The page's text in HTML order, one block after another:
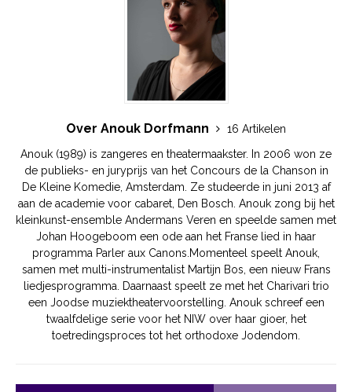
Over Anouk Dorfmann
16 Artikelen
Anouk (1989) is zangeres en theatermaakster. In 2006 won ze
de publieks- en juryprijs van het Concours de la Chanson in
De Kleine Komedie, Amsterdam. Ze studeerde in juni 2013 af
aan de academie voor cabaret, Den Bosch.​ Anouk zong bij het
kleinkunst-ensemble Andermans Veren en speelde samen met
Johan Hoogeboom een ode aan het Franse lied in haar
programma Parler aux Canons. ​Momenteel speelt Anouk,
samen met multi-instrumentalist Martijn Bos, een nieuw Frans
liedjesprogramma. Daarnaast speelt ze met het Charivari trio
een Joodse muziektheatervoorstelling. Anouk schreef een
twaalfdelige serie voor het NIW over haar gioer, het
toetredingsproces tot het orthodoxe Jodendom.